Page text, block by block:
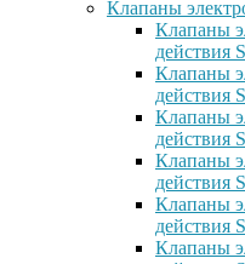
Клапаны
Клапаны
действия
Клапаны
действия
Клапаны
действия
Клапаны
действия
Клапаны
действия
Клапаны